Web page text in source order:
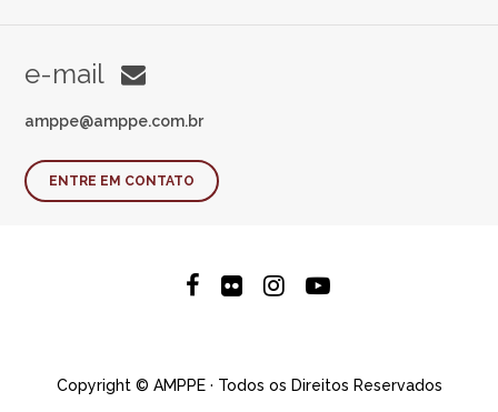
e-mail
amppe@amppe.com.br
ENTRE EM CONTATO
Copyright © AMPPE · Todos os Direitos Reservados